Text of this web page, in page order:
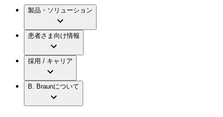
メンテナンスプログラム
国内の修理サービスセンター
手術器具の管理、再生処理工程の業務改善
製品・診療領域
歯科
低侵襲手術 （内視鏡外科手術）
腰椎椎間板ヘルニアについて
水頭症について
慢性創傷の治癒
アクトリーン ハイライト カテ
アクトリーン ハイライト セット
疾患・症状
ビー・ブラウンエースクラップ株式会社の
ビー・ブラウンエースクラップ株式会社の
会社概要
報
要
キャリア（B. Braunで働くということ）
ビジョンとバリュー
ブランド
ついて
イノベーション
私たちの責任
製品・ソリューション
患者さま向け情報
採用 / キャリア
B. Braunについて